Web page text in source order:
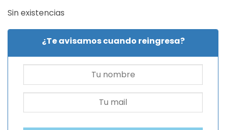
Sin existencias
¿Te avisamos cuando reingresa?